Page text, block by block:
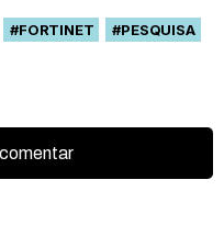
#FORTINET #PESQUISA